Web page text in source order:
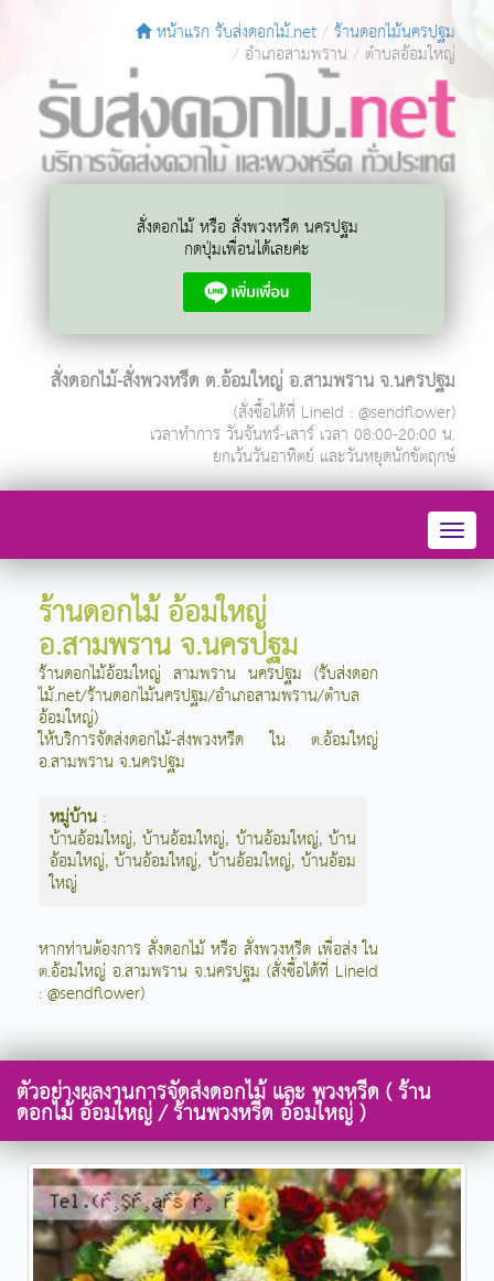
หน้าแรก รับส่งดอกไม้.net ร้านดอกไม้นครปฐม
อำเภอสามพราน ตำบลอ้อมใหญ่
สั่งดอกไม้ หรือ สั่งพวงหรีด นครปฐม
กดปุ่มเพื่อนได้เลยค่ะ
สั่งดอกไม้-สั่งพวงหรีด ต.อ้อมใหญ่ อ.สามพราน จ.นครปฐม
(สั่งซื้อได้ที่ LineId : @sendflower)
เวลาทำการ วันจันทร์-เสาร์ เวลา 08:00-20:00 น.
ยกเว้นวันอาทิตย์ และวันหยุดนักขัตฤกษ์
ร้านดอกไม้ อ้อมใหญ่
อ.สามพราน จ.นครปฐม
ร้านดอกไม้อ้อมใหญ่ สามพราน นครปฐม (รับส่งดอก
ไม้.net/ร้านดอกไม้นครปฐม/อำเภอสามพราน/ตำบล
อ้อมใหญ่)
ให้บริการจัดส่งดอกไม้-ส่งพวงหรีด ใน ต.อ้อมใหญ่
อ.สามพราน จ.นครปฐม
หมู่บ้าน :
บ้านอ้อมใหญ่,บ้านอ้อมใหญ่, บ้านอ้อมใหญ่,บ้าน
อ้อมใหญ่,บ้านอ้อมใหญ่, บ้านอ้อมใหญ่,บ้านอ้อม
ใหญ่
หากท่านต้องการ สั่งดอกไม้ หรือ สั่งพวงหรีด เพื่อส่ง ใน
ต.อ้อมใหญ่ อ.สามพราน จ.นครปฐม (สั่งซื้อได้ที่ LineId
: @sendflower)
ตัวอย่างผลงานการจัดส่งดอกไม้ และ พวงหรีด ( ร้าน
ดอกไม้ อ้อมใหญ่ / ร้านพวงหรีด อ้อมใหญ่ )